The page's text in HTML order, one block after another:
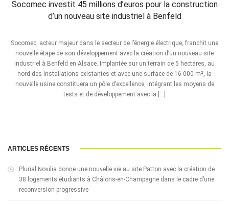
Socomec investit 45 millions d’euros pour la construction
d’un nouveau site industriel à Benfeld
Socomec, acteur majeur dans le secteur de l’énergie électrique, franchit une
nouvelle étape de son développement avec la création d’un nouveau site
industriel à Benfeld en Alsace. Implantée sur un terrain de 5 hectares, au
nord des installations existantes et avec une surface de 16 000 m², la
nouvelle usine constituera un pôle d’excellence, intégrant les moyens de
tests et de développement avec la […]
ARTICLES RÉCENTS
Plurial Novilia donne une nouvelle vie au site Patton avec la création de
38 logements étudiants à Châlons-en-Champagne dans le cadre d’une
reconversion progressive